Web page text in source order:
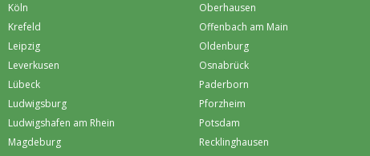
Köln
Krefeld
Leipzig
Leverkusen
Lübeck
Ludwigsburg
Ludwigshafen am Rhein
Magdeburg
Oberhausen
Offenbach am Main
Oldenburg
Osnabrück
Paderborn
Pforzheim
Potsdam
Recklinghausen